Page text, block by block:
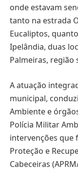
onde estavam
tanto na estrada
Eucaliptos,
Ipelândia, duas
Palmeiras, região
A atuação
municipal,
Ambiente e
Polícia Militar
intervenções que
Proteção e
Cabeceiras